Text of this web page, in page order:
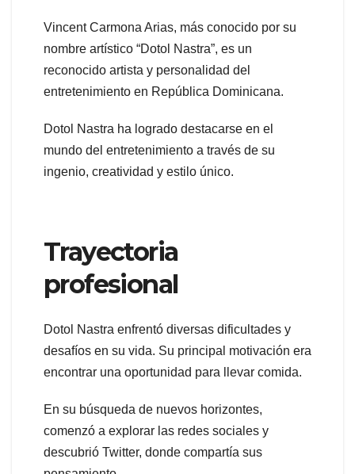
Vincent Carmona Arias, más conocido por su
nombre artístico “Dotol Nastra”, es un
reconocido artista y personalidad del
entretenimiento en República Dominicana.
Dotol Nastra ha logrado destacarse en el
mundo del entretenimiento a través de su
ingenio, creatividad y estilo único.
Trayectoria
profesional
Dotol Nastra enfrentó diversas dificultades y
desafíos en su vida. Su principal motivación era
encontrar una oportunidad para llevar comida.
En su búsqueda de nuevos horizontes,
comenzó a explorar las redes sociales y
descubrió Twitter, donde compartía sus